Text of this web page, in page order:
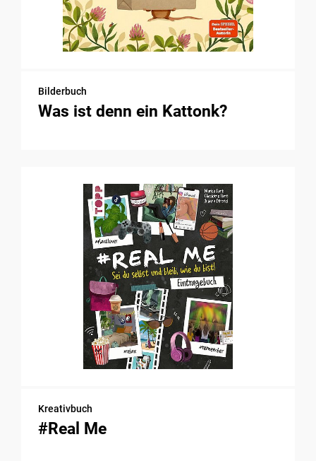
Bilderbuch
Was ist denn ein Kattonk?
Kreativbuch
#Real Me